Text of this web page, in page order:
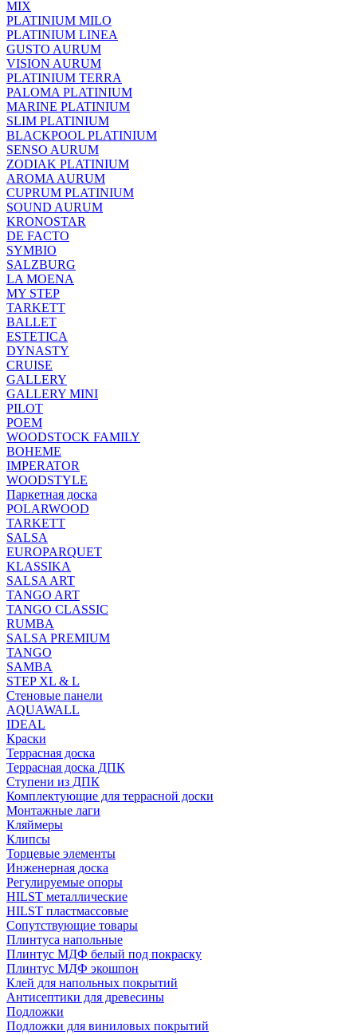
MIX
PLATINIUM MILO
PLATINIUM LINEA
GUSTO AURUM
VISION AURUM
PLATINIUM TERRA
PALOMA PLATINIUM
MARINE PLATINIUM
SLIM PLATINIUM
BLACKPOOL PLATINIUM
SENSO AURUM
ZODIAK PLATINIUM
AROMA AURUM
CUPRUM PLATINIUM
SOUND AURUM
KRONOSTAR
DE FACTO
SYMBIO
SALZBURG
LA MOENA
MY STEP
TARKETT
BALLET
ESTETICA
DYNASTY
CRUISE
GALLERY
GALLERY MINI
PILOT
POEM
WOODSTOCK FAMILY
BOHEME
IMPERATOR
WOODSTYLE
Паркетная доска
POLARWOOD
TARKETT
SALSA
EUROPARQUET
KLASSIKA
SALSA ART
TANGO ART
TANGO CLASSIC
RUMBA
SALSA PREMIUM
TANGO
SAMBA
STEP XL & L
Стеновые панели
AQUAWALL
IDEAL
Краски
Террасная доска
Террасная доска ДПК
Ступени из ДПК
Комплектующие для террасной доски
Монтажные лаги
Кляймеры
Клипсы
Торцевые элементы
Инженерная доска
Регулируемые опоры
HILST металлические
HILST пластмассовые
Сопутствующие товары
Плинтуса напольные
Плинтус МДФ белый под покраску
Плинтус МДФ экошпон
Клей для напольных покрытий
Антисептики для древесины
Подложки
Подложки для виниловых покрытий